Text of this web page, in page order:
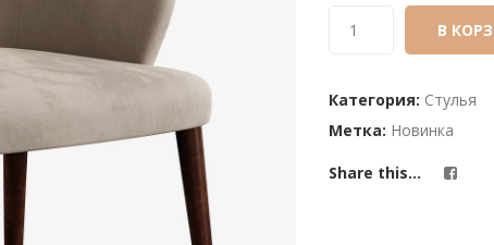
based
ratings
В
Категория: Стулья
Метка: Новинка
Share this...